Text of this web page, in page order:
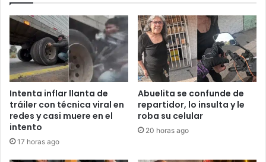
Intenta inflar llanta de
tráiler con técnica viral en
redes y casi muere en el
intento
17 horas ago
Abuelita se confunde de
repartidor, lo insulta y le
roba su celular
20 horas ago